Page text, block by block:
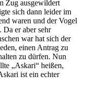
Zug ausgewildert
sich dann leider im
waren und der Vogel
er aber sehr
war hat sich der
einen Antrag zu
zu dürfen. Nun
„Askari“ heißen,
ist ein echter